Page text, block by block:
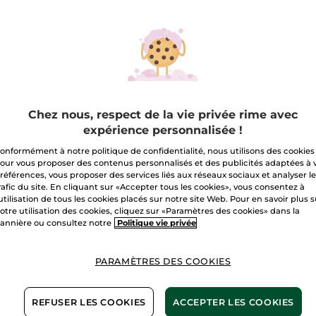
Nous sommes
tout.e.sdes forces
de la nature.
une seule façon d’agir pour le vivant. Il y
chaque femme a le pouvoir d’agir. Des
Voici quelques façons de rejoindre
Chez nous, respect de la vie privée rime avec
expérience personnalisée !
à notre politique de confidentialité, nous utilisons des cookies
vous proposer des contenus personnalisés et des publicités adaptées à
vous proposer des services liés aux réseaux sociaux et analyser le
du site. En cliquant sur «Accepter tous les cookies», vous consentez à
de tous les cookies placés sur notre site Web. Pour en savoir plus
utilisation des cookies, cliquez sur «Paramètres des cookies» dans la
ou consultez notre
Politique vie privée
PARAMÈTRES DES COOKIES
REFUSER LES COOKIES ACCEPTER LES COOKIES